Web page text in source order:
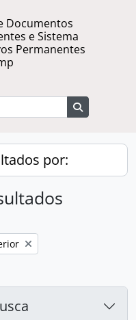
Documentos
e Sistema
Permanentes
por: